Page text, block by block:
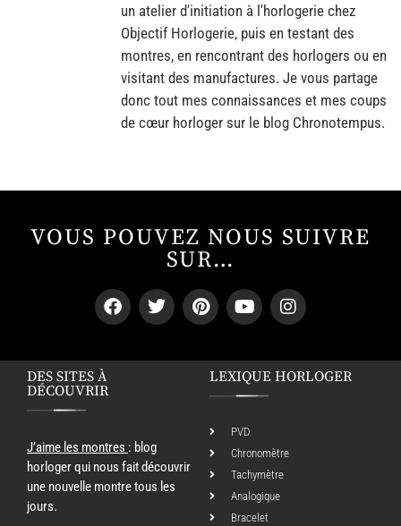
un atelier d'initiation à l'horlogerie chez
Objectif Horlogerie, puis en testant des
montres, en rencontrant des horlogers ou en
visitant des manufactures. Je vous partage
donc tout mes connaissances et mes coups
de cœur horloger sur le blog Chronotempus.
VOUS POUVEZ NOUS SUIVRE
SUR…
DES SITES À
DÉCOUVRIR
J’aime les montres : blog
horloger qui nous fait découvrir
une nouvelle montre tous les
jours.
LEXIQUE HORLOGER
PVD
Chronomètre
Tachymètre
Analogique
Bracelet